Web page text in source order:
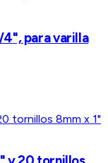
4", para varilla